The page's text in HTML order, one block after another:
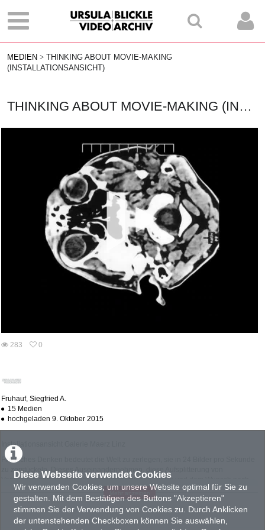
Diese Webseite verwendet Cookies
Wir verwenden Cookies, um unsere Website optimal für Sie zu
gestalten. Mit dem Bestätigen des Buttons "Akzeptieren"
stimmen Sie der Verwendung von Cookies zu. Durch Anklicken
der untenstehenden Checkboxen können Sie auswählen,
MEDIEN
THINKING ABOUT MOVIE-MAKING
(INSTALLATIONSANSICHT)
THINKING ABOUT MOVIE-MAKING (INSTALLATIONSANSICHT)
283
0
Fruhauf, Siegfried A.
15 Medien
hochgeladen 9. Oktober 2015
Installationsansicht Galerie Maerz Linz
Filmisches Denken bedeutet die Welt zu zerlegen, sie in 24 Bilder pro Sekunde
zu zerstückeln. Dieses Auseinandernehmen, diese Aufsplitterung von
Vorgängen entspringt einer wissenschaftlichen Praxis und dem Wunsch nach
objektiver Erforschbarkeit.
Thinking about Movie Makingwird mein Gehirn – das eines experimentellen
Filmemachers – einer computertomografischen Inspektion unterzogen. Die
Einzelbilder dieser Untersuchung werden zu einer Fahrt durch den Kopf